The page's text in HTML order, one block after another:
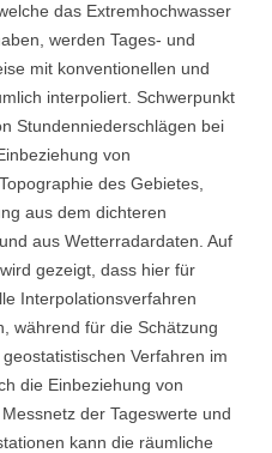
das Extremhochwasser
werden Tages- und
mit konventionellen und
interpoliert. Schwerpunkt
Stundenniederschlägen bei
von
des Gebietes,
aus dem dichteren
aus Wetterradardaten. Auf
gezeigt, dass hier für
Interpolationsverfahren
während für die Schätzung
Verfahren im
die Einbeziehung von
der Tageswerte und
kann die räumliche